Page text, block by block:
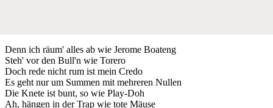
Denn ich räum' alles ab wie Jerome Boateng
Steh' vor den Bull'n wie Torero
Doch rede nicht rum ist mein Credo
Es geht nur um Summen mit mehreren Nullen
Die Knete ist bunt, so wie Play-Doh
Ah, hängen in der Trap wie tote Mäuse